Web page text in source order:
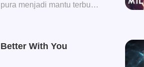
pura menjadi mantu terbully
Better With You